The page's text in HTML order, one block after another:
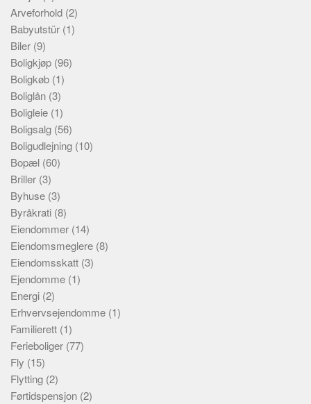
Arveforhold (2)
Babyutstür (1)
Biler (9)
Boligkjøp (96)
Boligkøb (1)
Boliglån (3)
Boligleie (1)
Boligsalg (56)
Boligudlejning (10)
Bopæl (60)
Briller (3)
Byhuse (3)
Byråkrati (8)
Eiendommer (14)
Eiendomsmeglere (8)
Eiendomsskatt (3)
Ejendomme (1)
Energi (2)
Erhvervsejendomme (1)
Familierett (1)
Ferieboliger (77)
Fly (15)
Flytting (2)
Førtidspensjon (2)